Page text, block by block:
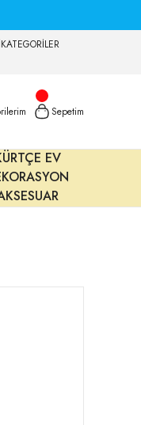
KATEGORİLER
Sepetim
EV